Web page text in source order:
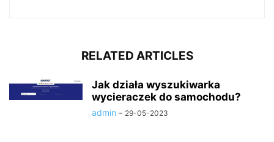
RELATED ARTICLES
Jak działa wyszukiwarka
wycieraczek do samochodu?
admin - 29-05-2023